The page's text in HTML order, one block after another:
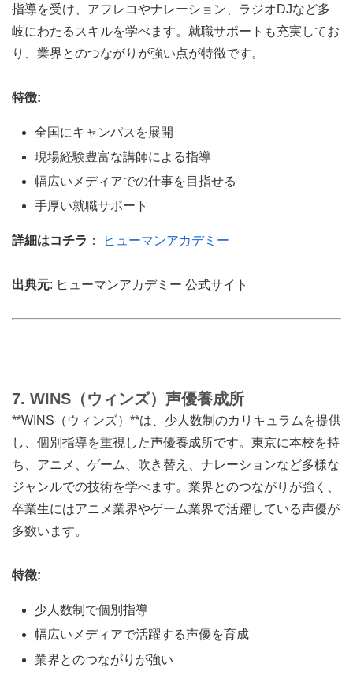
指導を受け、アフレコやナレーション、ラジオDJなど多
岐にわたるスキルを学べます。就職サポートも充実してお
り、業界とのつながりが強い点が特徴です。
特徴:
全国にキャンパスを展開
現場経験豊富な講師による指導
幅広いメディアでの仕事を目指せる
手厚い就職サポート
詳細はコチラ ： ヒューマンアカデミー
出典元: ヒューマンアカデミー 公式サイト
7. WINS（ウィンズ）声優養成所
**WINS（ウィンズ）**は、少人数制のカリキュラムを提供
し、個別指導を重視した声優養成所です。東京に本校を持
ち、アニメ、ゲーム、吹き替え、ナレーションなど多様な
ジャンルでの技術を学べます。業界とのつながりが強く、
卒業生にはアニメ業界やゲーム業界で活躍している声優が
多数います。
特徴:
少人数制で個別指導
幅広いメディアで活躍する声優を育成
業界とのつながりが強い